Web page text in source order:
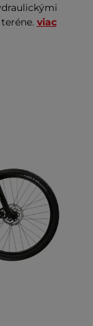
viac